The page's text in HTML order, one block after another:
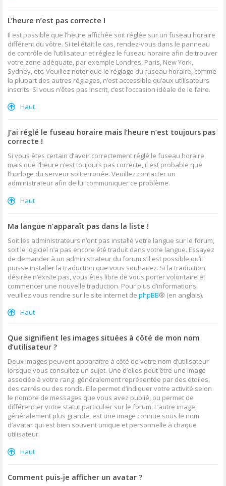
L’heure n’est pas correcte !
Il est possible que l’heure affichée soit réglée sur un fuseau horaire
différent du vôtre. Si tel était le cas, rendez-vous dans le panneau
de contrôle de l’utilisateur et réglez le fuseau horaire afin de trouver
votre zone adéquate, par exemple Londres, Paris, New York,
Sydney, etc. Veuillez noter que le réglage du fuseau horaire, comme
la plupart des autres réglages, n’est accessible qu’aux utilisateurs
inscrits. Si vous n’êtes pas inscrit, c’est l’occasion idéale de le faire.
Haut
J’ai réglé le fuseau horaire mais l’heure n’est toujours pas
correcte !
Si vous êtes certain d’avoir correctement réglé le fuseau horaire
mais que l’heure n’est toujours pas correcte, il est probable que
l’horloge du serveur soit erronée. Veuillez contacter un
administrateur afin de lui communiquer ce problème.
Haut
Ma langue n’apparaît pas dans la liste !
Soit les administrateurs n’ont pas installé votre langue sur le forum,
soit le logiciel n’a pas encore été traduit dans votre langue. Essayez
de demander à un administrateur du forum s’il est possible qu’il
puisse installer la traduction que vous souhaitez. Si la traduction
désirée n’existe pas, vous êtes libre de vous porter volontaire et
commencer une nouvelle traduction. Pour plus d’informations,
veuillez vous rendre sur le site internet de phpBB® (en anglais).
Haut
Que signifient les images situées à côté de mon nom
d’utilisateur ?
Deux images peuvent apparaître à côté de votre nom d’utilisateur
lorsque vous consultez un sujet. Une d’elles peut être une image
associée à votre rang, généralement représentée par des étoiles,
des carrés ou des ronds. Elle permet d’indiquer votre activité selon
le nombre de messages que vous avez publié, ou permet de
différencier votre statut particulier sur le forum. L’autre image,
généralement plus grande, est une image connue sous le nom
d’avatar qui est bien souvent unique et personnelle à chaque
utilisateur.
Haut
Comment puis-je afficher un avatar ?